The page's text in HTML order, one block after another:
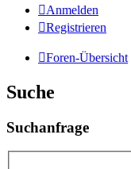
Anmelden
Registrieren
Foren-Übersicht
Suche
Suchanfrage